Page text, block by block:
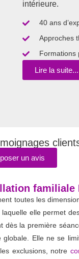
intérieure.
40 ans
Approches
Formations
Lire la suite...
un avis
familiale
toutes les
elle permet
dès la première
globale. Elle ne se
exclusions, notre